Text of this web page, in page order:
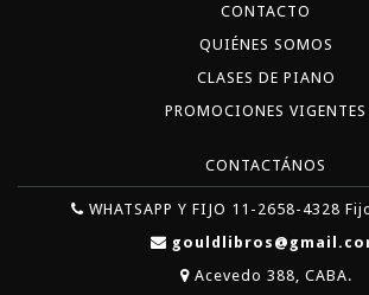
CONTACTO
QUIÉNES SOMOS
CLASES DE PIANO
PROMOCIONES VIGENTES
CONTACTÁNOS
WHATSAPP Y FIJO 11-2658-4328
Acevedo 388, CABA.